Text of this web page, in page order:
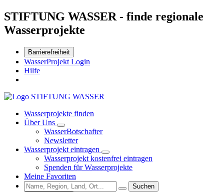
STIFTUNG WASSER - finde regionale
Wasserprojekte
Barrierefreiheit
WasserProjekt Login
Hilfe
Wasserprojekte finden
Über Uns
WasserBotschafter
Newsletter
Wasserprojekt eintragen
Wasserprojekt kostenfrei eintragen
Spenden für Wasserprojekte
Meine Favoriten
Suchen